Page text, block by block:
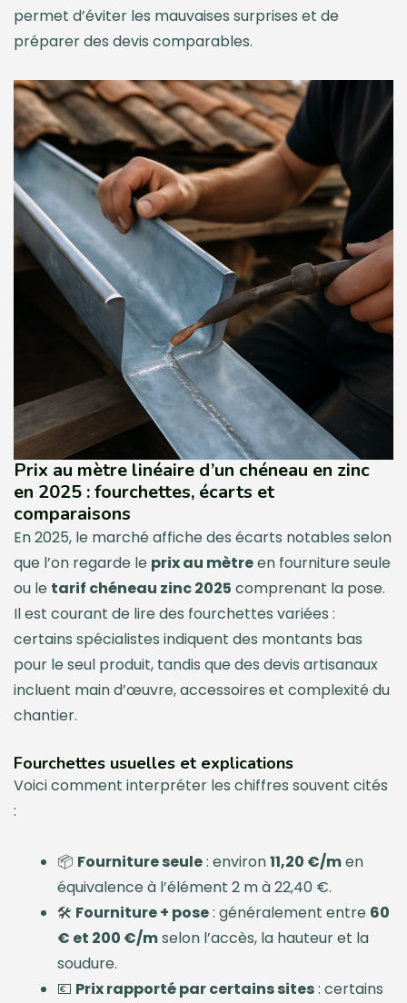
permet d’éviter les mauvaises surprises et de
préparer des devis comparables.
Prix au mètre linéaire d’un chéneau en zinc
en 2025 : fourchettes, écarts et
comparaisons
En 2025, le marché affiche des écarts notables selon
que l’on regarde le prix au mètreen fourniture seule
ou le tarif chéneau zinc 2025 comprenant la pose.
Il est courant de lire des fourchettes variées :
certains spécialistes indiquent des montants bas
pour le seul produit, tandis que des devis artisanaux
incluent main d’œuvre, accessoires et complexité du
chantier.
Fourchettes usuelles et explications
Voici comment interpréter les chiffres souvent cités
:
📦 Fourniture seule: environ11,20 €/men
équivalence à l’élément 2 m à 22,40 €.
🛠️ Fourniture + pose: généralement entre 60
€ et 200 €/mselon l’accès, la hauteur et la
soudure.
💶 Prix rapporté par certains sites: certains